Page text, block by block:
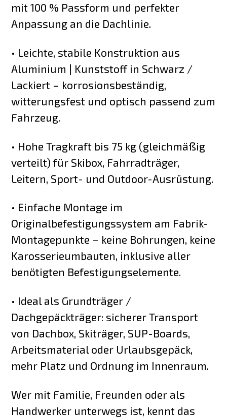
mit 100 % Passform und perfekter
Anpassung an die Dachlinie.
• Leichte, stabile Konstruktion aus
Aluminium | Kunststoff in Schwarz /
Lackiert – korrosionsbeständig,
witterungsfest und optisch passend zum
Fahrzeug.
• Hohe Tragkraft bis 75 kg (gleichmäßig
verteilt) für Skibox, Fahrradträger,
Leitern, Sport- und Outdoor-Ausrüstung.
• Einfache Montage im
Originalbefestigungssystem am Fabrik-
Montagepunkte – keine Bohrungen, keine
Karosserieumbauten, inklusive aller
benötigten Befestigungselemente.
• Ideal als Grundträger /
Dachgepäckträger: sicherer Transport
von Dachbox, Skiträger, SUP-Boards,
Arbeitsmaterial oder Urlaubsgepäck,
mehr Platz und Ordnung im Innenraum.
Wer mit Familie, Freunden oder als
Handwerker unterwegs ist, kennt das